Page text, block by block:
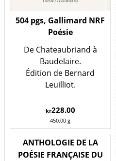
504 pgs, Gallimard NRF
Poésie
De Chateaubriand à
Baudelaire.
Édition de Bernard
Leuilliot.
kr228.00
450.00 g
ANTHOLOGIE DE LA
POÉSIE FRANÇAISE DU